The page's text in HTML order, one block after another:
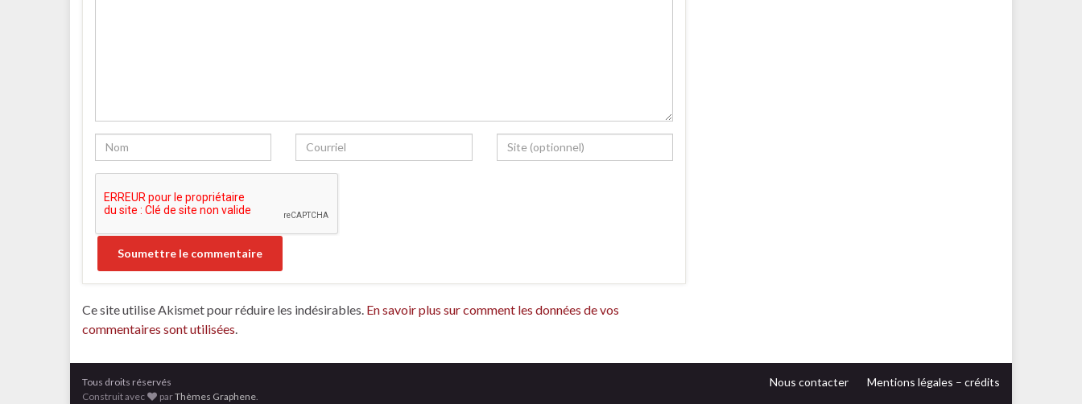
Ce site utilise Akismet pour réduire les indésirables. En savoir plus sur comment les données de vos
commentaires sont utilisées
Nous contacter Mentions légales – crédits
Tous droits réservés
Construit avec
parThèmes Graphene